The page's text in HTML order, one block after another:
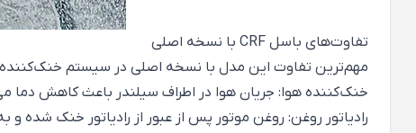
تفاوت‌های باسل CRF با نسخه اصلی
مهم‌ترین تفاوت این مدل با نسخه اصلی در سیستم
خنک‌کننده هوا: جریان هوا در اطراف سیلندر باعث کاهش دما
رادیاتور روغن: روغن موتور پس از عبور از رادیاتور خنک